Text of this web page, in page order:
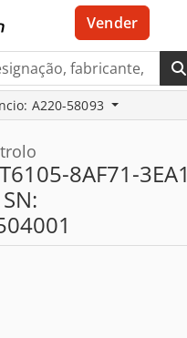
Vender
A220-58093
8AF71-3EA1